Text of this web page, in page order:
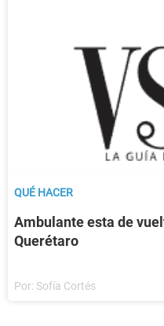
QUÉ HACER
Ambulante esta de
Querétaro
Por: Sofía Cortés